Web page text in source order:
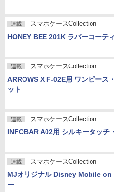
連載 スマホケースCollection
HONEY BEE 201K ラバーコーテ
連載 スマホケースCollection
ARROWS X F-02E用 ワンピース
ット
連載 スマホケースCollection
INFOBAR A02用 シルキータッチ
連載 スマホケースCollection
MJオリジナル Disney Mobile on
ー